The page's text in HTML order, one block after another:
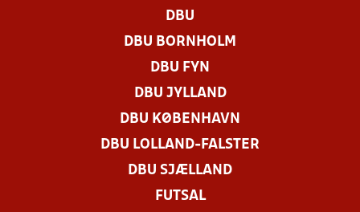
DBU
DBU BORNHOLM
DBU FYN
DBU JYLLAND
DBU KØBENHAVN
DBU LOLLAND-FALSTER
DBU SJÆLLAND
FUTSAL